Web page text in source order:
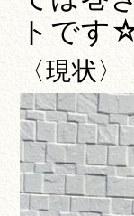
トです
〈現状〉